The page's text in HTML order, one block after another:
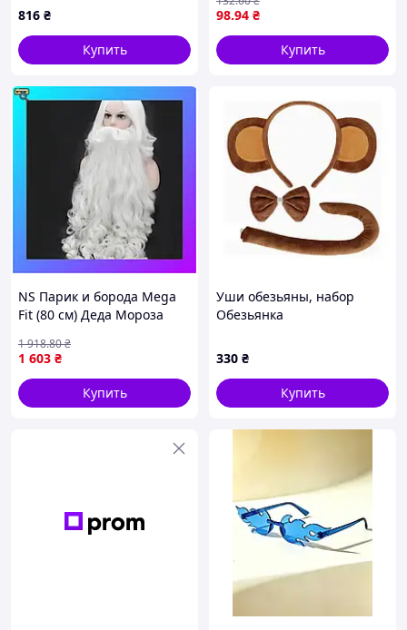
816 ₴
Купить
98.94 ₴
Купить
NS Парик и борода Mega
Fit (80 см) Деда Мороза
для праздничного
настроения Nes22/Q
1 603 ₴
1 918.80₴
Купить
Уши обезьяны, набор
Обезьянка
330 ₴
Купить